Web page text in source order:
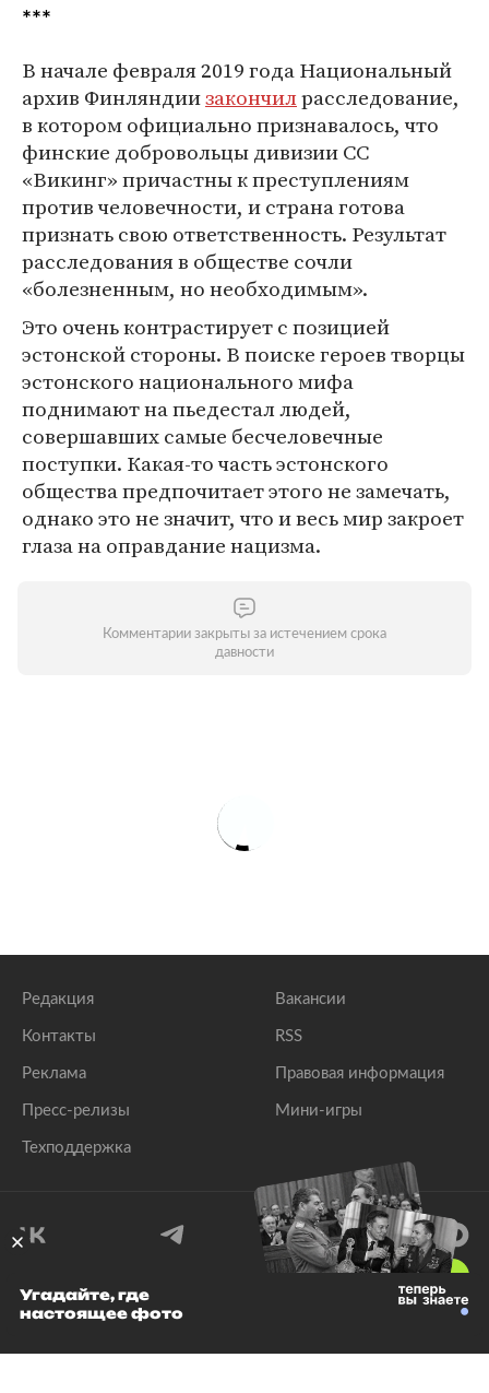
***
В начале февраля 2019 года Национальный
архив Финляндиизакончилрасследование,
в котором официально признавалось, что
финские добровольцы дивизии СС
«Викинг» причастны к преступлениям
против человечности, и страна готова
признать свою ответственность. Результат
расследования в обществе сочли
«болезненным, но необходимым».
Это очень контрастирует с позицией
эстонской стороны. В поиске героев творцы
эстонского национального мифа
поднимают на пьедестал людей,
совершавших самые бесчеловечные
поступки. Какая-то часть эстонского
общества предпочитает этого не замечать,
однако это не значит, что и весь мир закроет
глаза на оправдание нацизма.
Комментарии закрыты за истечением срока
давности
Редакция
Контакты
Реклама
Пресс-релизы
Техподдержка
Вакансии
RSS
Правовая информация
Мини-игры
© 1999–2026 Все права защищены.
Угадайте, где
настоящее фото